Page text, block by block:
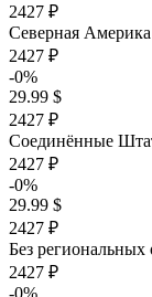
2427 ₽
Северная Америка
2427 ₽
-0%
29.99 $
2427 ₽
Соединённые
2427 ₽
-0%
29.99 $
2427 ₽
Без
2427 ₽